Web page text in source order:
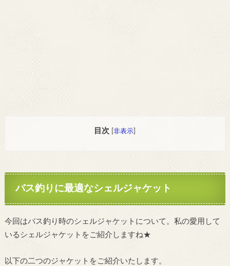
目次 [非表示
バス釣りに最適なシェルジャケット
今回はバス釣り時のシェルジャケットについて。私の愛用して
いるシェルジャケットをご紹介しますね★
以下の二つのジャケットをご紹介いたします。